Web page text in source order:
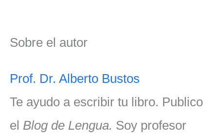
Sobre el autor
Prof. Dr. Alberto Bustos
Te ayudo a escribir tu libro. Publico
el Blog de Lengua. Soy profesor